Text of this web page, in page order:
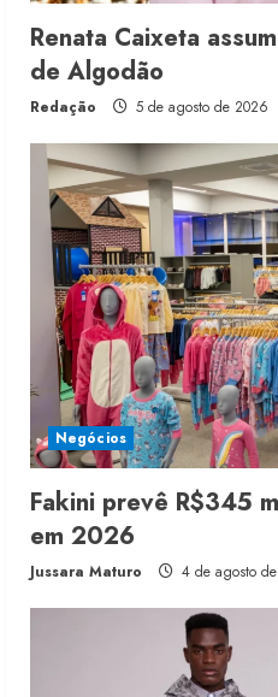
Renata Caixeta
de Algodão
Redação 5 de agosto de 2026
Negócios
Fakini prevê R$345
em 2026
Jussara Maturo 4 de agosto